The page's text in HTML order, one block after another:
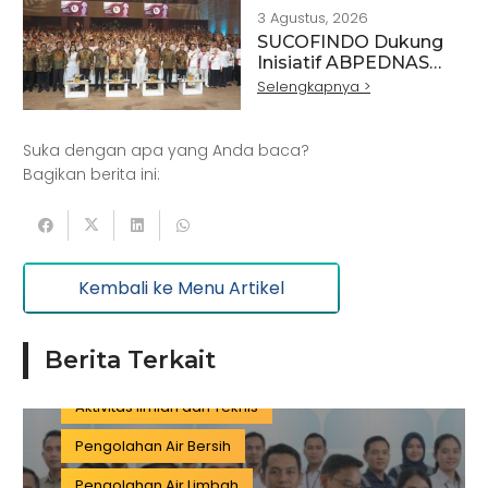
3 Agustus, 2026
SUCOFINDO Dukung
Inisiatif ABPEDNAS
melalui Program
Selengkapnya >
Suka dengan apa yang Anda baca?
Bagikan berita ini:
Kembali ke Menu Artikel
Berita Terkait
Artikel Pertanian
Kehutanan
Kesehatan
Kelautan dan Perikanan
Pemerintahan
Informasi dan Komunikasi
Pariwisata
Listrik dan Gas
Manufaktur
Sertifikasi
Aktivitas Ilmiah dan Teknis
Pengolahan Air Bersih